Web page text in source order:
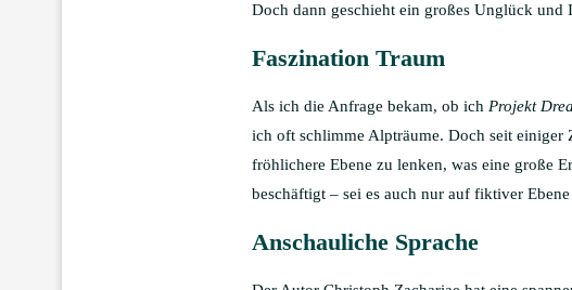
Doch dann geschieht ein großes Unglück und
Faszination Traum
Als ich die Anfrage bekam, ob ich Projekt
ich oft schlimme Alpträume. Doch seit einiger
fröhlichere Ebene zu lenken, was eine große
beschäftigt – sei es auch nur auf fiktiver
Anschauliche Sprache